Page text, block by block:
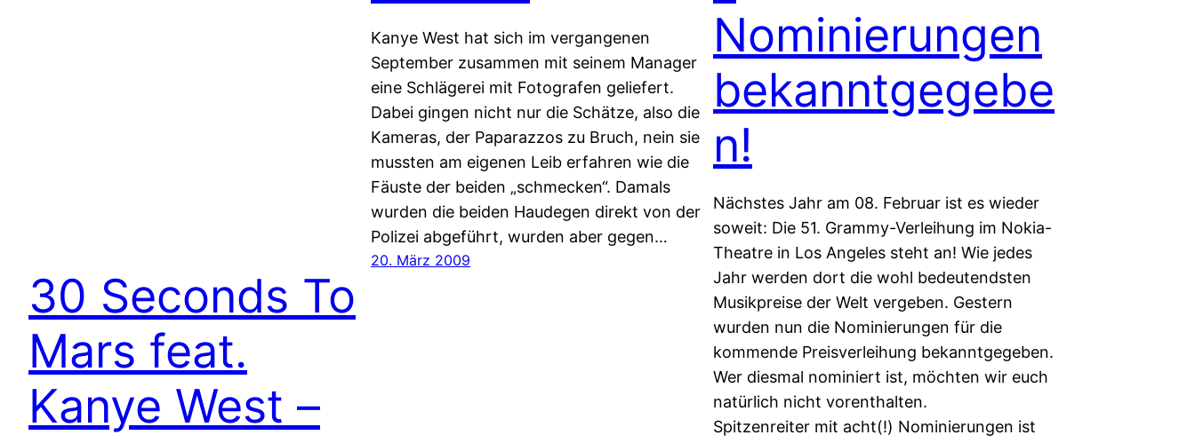
30 Seconds To
Mars feat.
Kanye West –
Kanye West hat sich im vergangenen
September zusammen mit seinem Manager
eine Schlägerei mit Fotografen geliefert.
Dabei gingen nicht nur die Schätze, also die
Kameras, der Paparazzos zu Bruch, nein sie
mussten am eigenen Leib erfahren wie die
Fäuste der beiden „schmecken“. Damals
wurden die beiden Haudegen direkt von der
Polizei abgeführt, wurden aber gegen…
20. März 2009
Nominierungen
bekanntgegebe
n!
Nächstes Jahr am 08. Februar ist es wieder
soweit: Die 51. Grammy-Verleihung im Nokia-
Theatre in Los Angeles steht an! Wie jedes
Jahr werden dort die wohl bedeutendsten
Musikpreise der Welt vergeben. Gestern
wurden nun die Nominierungen für die
kommende Preisverleihung bekanntgegeben.
Wer diesmal nominiert ist, möchten wir euch
natürlich nicht vorenthalten.
Spitzenreiter mit acht(!) Nominierungen ist